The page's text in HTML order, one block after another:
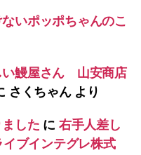
いポッポちゃんのこ
い鰻屋さん 山安商店
さくちゃんより
した に 右手人差し
ブインテグレ株式